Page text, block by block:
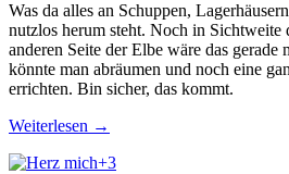
Was da alles an Schuppen,
nutzlos herum steht. Noch in Sichtweite
anderen Seite der Elbe wäre das gerade
könnte man abräumen und noch eine
errichten. Bin sicher, das kommt.
Weiterlesen →
+3